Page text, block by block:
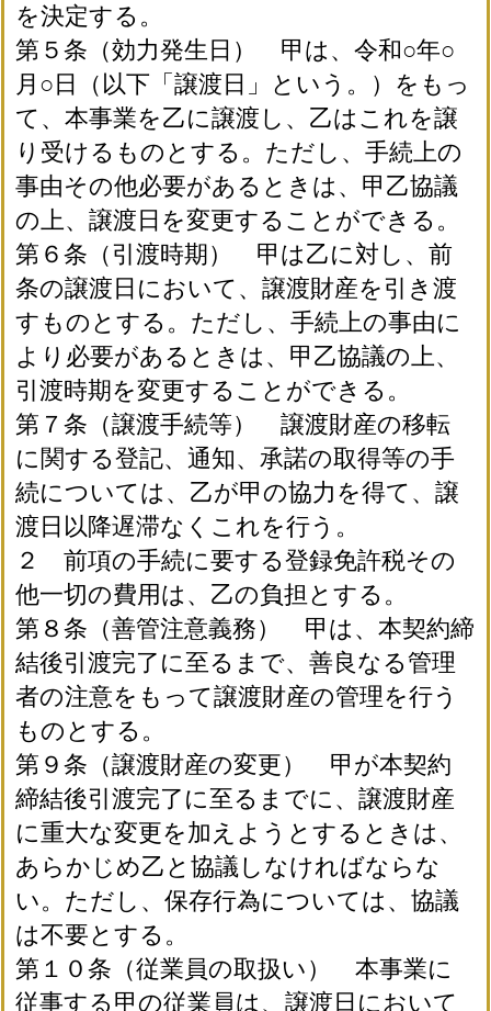
を決定する。
第５条（効力発生日） 甲は、令和○年○
月○日（以下「譲渡日」という。）をもっ
て、本事業を乙に譲渡し、乙はこれを譲
り受けるものとする。ただし、手続上の
事由その他必要があるときは、甲乙協議
の上、譲渡日を変更することができる。
第６条（引渡時期） 甲は乙に対し、前
条の譲渡日において、譲渡財産を引き渡
すものとする。ただし、手続上の事由に
より必要があるときは、甲乙協議の上、
引渡時期を変更することができる。
第７条（譲渡手続等） 譲渡財産の移転
に関する登記、通知、承諾の取得等の手
続については、乙が甲の協力を得て、譲
渡日以降遅滞なくこれを行う。
２ 前項の手続に要する登録免許税その
他一切の費用は、乙の負担とする。
第８条（善管注意義務） 甲は、本契約締
結後引渡完了に至るまで、善良なる管理
者の注意をもって譲渡財産の管理を行う
ものとする。
第９条（譲渡財産の変更） 甲が本契約
締結後引渡完了に至るまでに、譲渡財産
に重大な変更を加えようとするときは、
あらかじめ乙と協議しなければならな
い。ただし、保存行為については、協議
は不要とする。
第１０条（従業員の取扱い） 本事業に
従事する甲の従業員は、譲渡日において